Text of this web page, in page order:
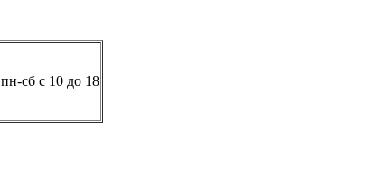
пн-сб с 10 до 18